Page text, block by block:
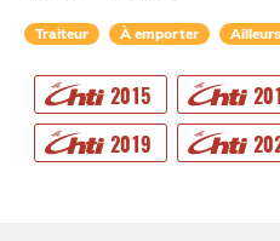
Traiteur À emporter
2015
2019